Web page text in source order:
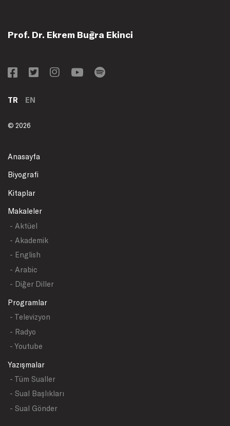
Prof. Dr. Ekrem Buğra Ekinci
TR EN
© 2026
Anasayfa
Biyografi
Kitaplar
Makaleler
- Aktüel
- Akademik
- English
- Arabic
- Diğer Diller
Programlar
- Televizyon
- Radyo
- Youtube
Yazışmalar
- Tüm Sualler
- Sual Başlıkları
- Sual Gönder